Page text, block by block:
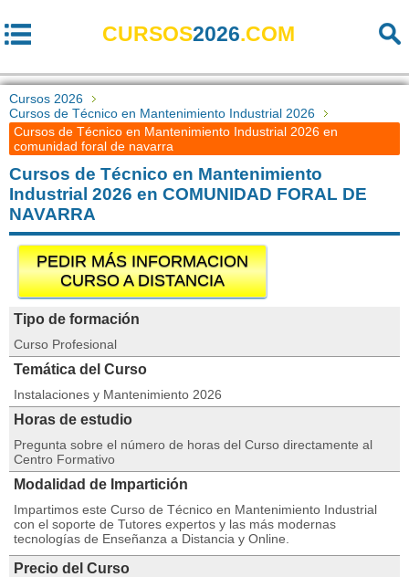
CURSOS2026.COM
Cursos 2026
Cursos de Técnico en Mantenimiento Industrial 2026
Cursos de Técnico en Mantenimiento Industrial 2026 en
comunidad foral de navarra
Cursos de Técnico en Mantenimiento
Industrial 2026 en COMUNIDAD FORAL DE
NAVARRA
PEDIR MÁS INFORMACION
CURSO A DISTANCIA
Tipo de formación
Curso Profesional
Temática del Curso
Instalaciones y Mantenimiento 2026
Horas de estudio
Pregunta sobre el número de horas del Curso directamente al
Centro Formativo
Modalidad de Impartición
Impartimos este Curso de Técnico en Mantenimiento Industrial
con el soporte de Tutores expertos y las más modernas
tecnologías de Enseñanza a Distancia y Online.
Precio del Curso